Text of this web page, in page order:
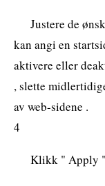
Justere de
kan angi en
aktivere eller
, slette
av web-sidene .
4
Klikk " Apply